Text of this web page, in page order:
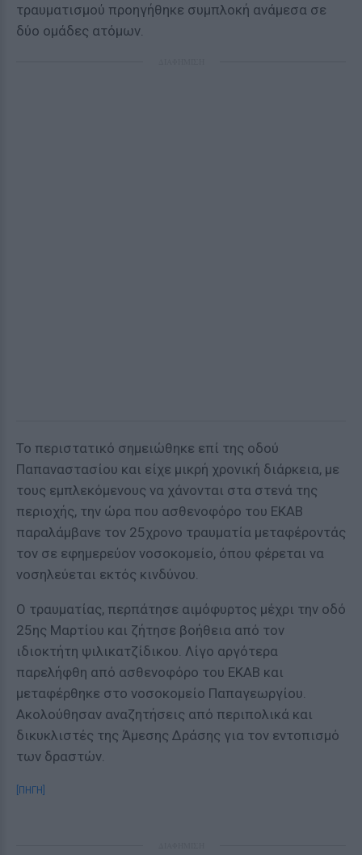
τραυματισμού προηγήθηκε συμπλοκή ανάμεσα σε
δύο ομάδες ατόμων.
Το περιστατικό σημειώθηκε επί της οδού
Παπαναστασίου και είχε μικρή χρονική διάρκεια, με
τους εμπλεκόμενους να χάνονται στα στενά της
περιοχής, την ώρα που ασθενοφόρο του ΕΚΑΒ
παραλάμβανε τον 25χρονο τραυματία μεταφέροντάς
τον σε εφημερεύον νοσοκομείο, όπου φέρεται να
νοσηλεύεται εκτός κινδύνου.
Ο τραυματίας, περπάτησε αιμόφυρτος μέχρι την οδό
25ης Μαρτίου και ζήτησε βοήθεια από τον
ιδιοκτήτη ψιλικατζίδικου. Λίγο αργότερα
παρελήφθη από ασθενοφόρο του ΕΚΑΒ και
μεταφέρθηκε στο νοσοκομείο Παπαγεωργίου.
Ακολούθησαν αναζητήσεις από περιπολικά και
δικυκλιστές της Άμεσης Δράσης για τον εντοπισμό
των δραστών.
[ΠΗΓΗ]